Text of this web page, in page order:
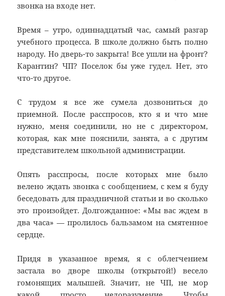
звонка на входе нет.
Время – утро, одиннадцатый час, самый разгар
учебного процесса. В школе должно быть полно
народу. Но дверь-то закрыта! Все ушли на фронт?
Карантин? ЧП? Поселок бы уже гудел. Нет, это
что-то другое.
С трудом я все же сумела дозвониться до
приемной. После расспросов, кто я и что мне
нужно, меня соединили, но не с директором,
которая, как мне пояснили, занята, а с другим
представителем школьной администрации.
Опять расспросы, после которых мне было
велено ждать звонка с сообщением, с кем я буду
беседовать для праздничной статьи и во сколько
это произойдет. Долгожданное: «Мы вас ждем в
два часа» — пролилось бальзамом на смятенное
сердце.
Придя в указанное время, я с облегчением
застала во дворе школы (открытой!) весело
гомонящих малышей. Значит, не ЧП, не мор